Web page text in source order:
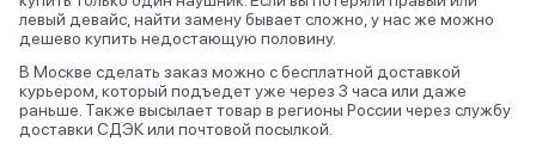
левый девайс, найти замену бывает сложно, у нас же можно
дешево купить недостающую половину.
В Москве сделать заказ можно с бесплатной доставкой
курьером, который подъедет уже через 3 часа или даже
раньше. Также высылает товар в регионы России через службу
доставки СДЭК или почтовой посылкой.